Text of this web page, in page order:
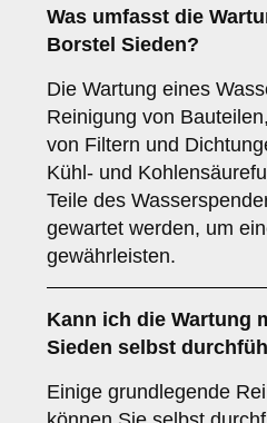
Was umfasst die
Borstel Sieden?
Die Wartung eines
Reinigung von
von Filtern und
Kühl- und
Teile des
gewartet werden, um
gewährleisten.
Kann ich die Wartung
Sieden selbst
Einige grundlegende